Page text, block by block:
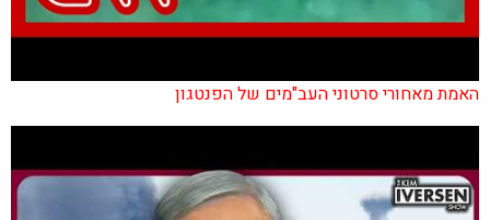
האמת מאחורי סרטוני העב"מים של הפנטגון